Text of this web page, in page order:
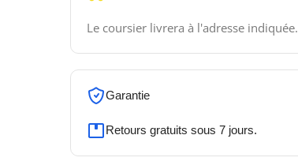
Le coursier livrera à l'adresse indiquée.
Garantie
Retours gratuits sous 7 jours.